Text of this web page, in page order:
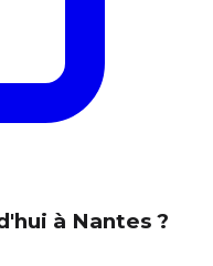
à Nantes ?